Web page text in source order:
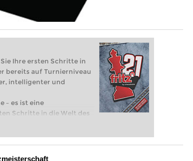
Ihre ersten Schritte in
bereits auf Turnierniveau
intelligenter und
– es ist eine
Schritte in die Welt des
spielen: Mit